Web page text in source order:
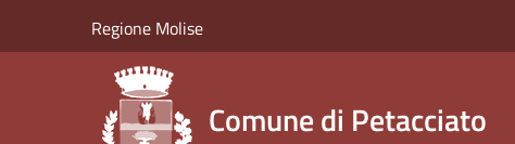
Regione Molise
Comune di Petacciato